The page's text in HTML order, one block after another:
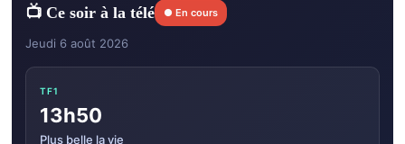
📺 Ce soir à la télé ● En cours
Jeudi 6 août 2026
TF1
13h50
Plus belle la vie